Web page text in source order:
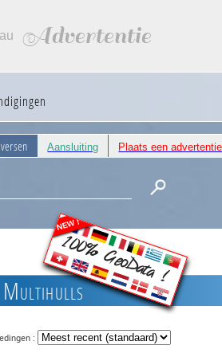
Advertentie
Aansluiting Plaats een advertentie
NEW !
100% GeoData !
Multihulls
: